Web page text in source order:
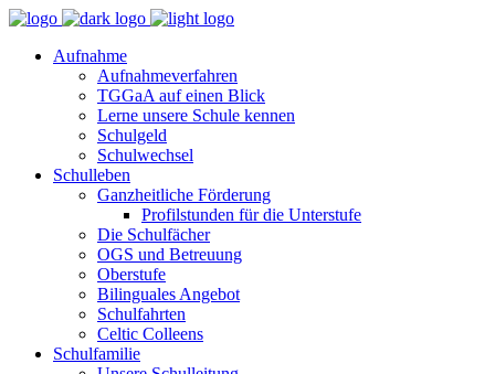
Aufnahme
Aufnahmeverfahren
TGGaA auf einen Blick
Lerne unsere Schule kennen
Schulgeld
Schulwechsel
Schulleben
Ganzheitliche Förderung
Profilstunden für die Unterstufe
Die Schulfächer
OGS und Betreuung
Oberstufe
Bilinguales Angebot
Schulfahrten
Celtic Colleens
Schulfamilie